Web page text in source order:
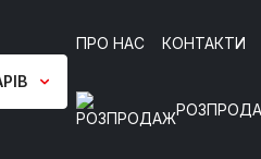
ПРО НАС КОНТАКТИ